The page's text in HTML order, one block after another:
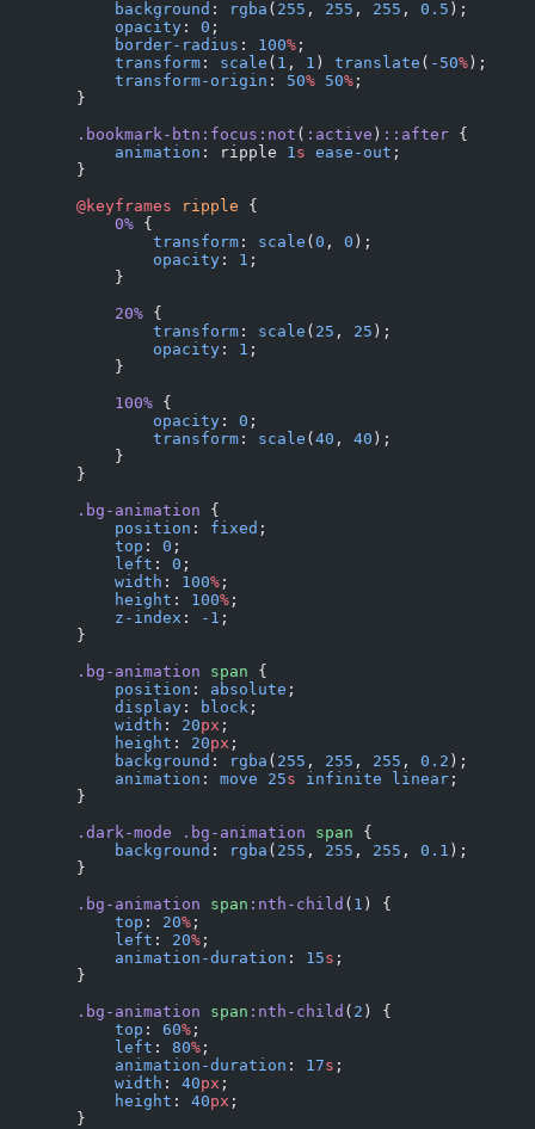
            background
: rgba ( 255 , 255 , 255 , 0.5 );
            opacity
: 0 ;
            border-radius
: 100% ;
            transform
: scale ( 1 , 1 ) translate ( -50%);
            transform-origin
: 50% 50% ;
        }
        .bookmark-btn:focus:not
( :active ) ::after {
            animation
: ripple 1 s ease-out ;
        }
        @keyframes
ripple {
            0%
{
                transform
: scale (0 , 0 );
                opacity
: 1 ;
            }
            20%
{
                transform
: scale ( 25 , 25 );
                opacity
: 1 ;
            }
            100%
{
                opacity
: 0 ;
                transform
: scale (40 , 40 );
            }
        }
        .bg-animation
{
            position
: fixed ;
            top
: 0 ;
            left
: 0 ;
            width
: 100% ;
            height
: 100% ;
            z-index
: -1 ;
        }
        .bg-animation
span {
            position
: absolute ;
            display
: block ;
            width
: 20px ;
            height
: 20px ;
            background
: rgba ( 255 , 255 , 255 , 0.2 );
            animation
: move 25s infinite linear ;
        }
        .dark-mode
.bg-animation span {
            background
: rgba ( 255 , 255 , 255 , 0.1 );
        }
        .bg-animation
span :nth-child ( 1 ) {
            top
: 20% ;
            left
: 20% ;
            animation-duration
: 15s ;
        }
        .bg-animation
span :nth-child ( 2 ) {
            top
: 60% ;
            left
: 80% ;
            animation-duration
: 17s ;
            width
: 40px ;
            height
: 40px ;
        }